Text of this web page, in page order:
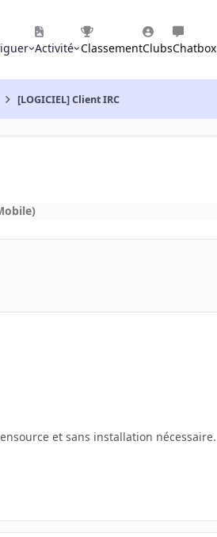
Activité ClassementClubsChatbox
[LOGICIEL] Client IRC
et sans installation nécessaire.